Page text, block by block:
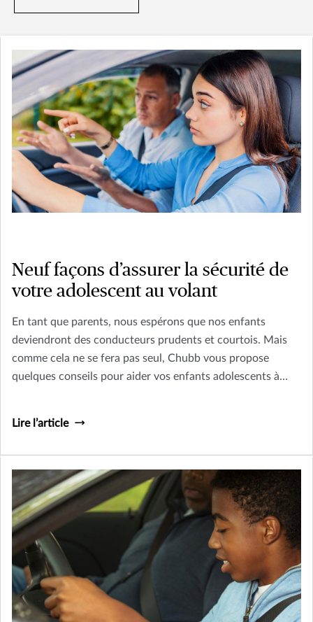
Neuf façons d’assurer la sécurité de
votre adolescent au volant
En tant que parents, nous espérons que nos enfants
deviendront des conducteurs prudents et courtois. Mais
comme cela ne se fera pas seul, Chubb vous propose
quelques conseils pour aider vos enfants adolescents à
Lire l’article